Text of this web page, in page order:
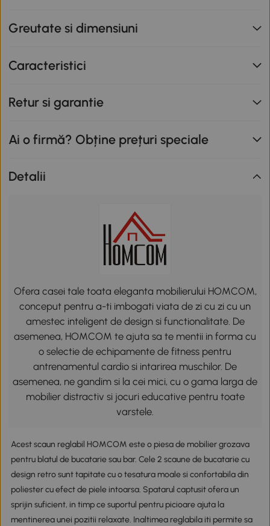
Greutate si dimensiuni
Caracteristici
Retur si garantie
Ai o firmă? Obține prețuri speciale
Detalii
Ofera casei tale toata eleganta mobilierului HOMCOM,
conceput pentru a-ti imbogati viata de zi cu zi cu un
amestec inteligent de design si functionalitate. De
asemenea, HOMCOM te ajuta sa te mentii in forma cu
o selectie de echipamente de fitness pentru
antrenamentul cardio si intarirea muschilor. De
asemenea, ne gandim si la cei mici, cu o gama larga de
mobilier distractiv si jocuri educative pentru toate
varstele.
Acest scaun reglabil HOMCOM este o piesa de mobilier grozava
pentru blatul de bucatarie sau bar. Cele 2 scaune de bucatarie cu
design retro sunt tapitate cu o tesatura moale si confortabila din
poliester cu efect de piele intoarsa. Spatarul captusit ofera un
sprijin suficient, in timp ce suportul pentru picioare ajuta la
mentinerea unei pozitii relaxate. Inaltimea reglabila iti permite sa